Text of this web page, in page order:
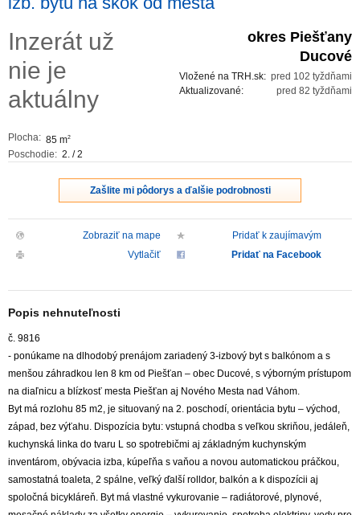
REKLAMA
PARTNERI
Inzerát už
nie je
aktuálny
Plocha: 85 m2
Poschodie: 2. / 2
okres Piešťany
Ducové
pred 102 tyždňami
Vložené na TRH.sk:
pred 82 tyždňami
Aktualizované:
Zašlite mi pôdorys a ďalšie podrobnosti
Zobraziť na mape
Pridať k zaujímavým
Vytlačiť
Pridať na Facebook
Popis nehnuteľnosti
č. 9816
- ponúkame na dlhodobý prenájom zariadený 3-izbový byt s balkónom a s
menšou záhradkou len 8 km od Piešťan – obec Ducové, s výborným prístupom
na diaľnicu a blízkosť mesta Piešťan aj Nového Mesta nad Váhom.
Byt má rozlohu 85 m2, je situovaný na 2. poschodí, orientácia bytu – východ,
západ, bez výťahu. Dispozícia bytu: vstupná chodba s veľkou skriňou, jedáleň,
kuchynská linka do tvaru L so spotrebičmi aj základným kuchynským
inventárom, obývacia izba, kúpeľňa s vaňou a novou automatickou práčkou,
samostatná toaleta, 2 spálne, veľký ďalší rolldor, balkón a k dispozícii aj
spoločná bicykláreň. Byt má vlastné vykurovanie – radiátorové, plynové,